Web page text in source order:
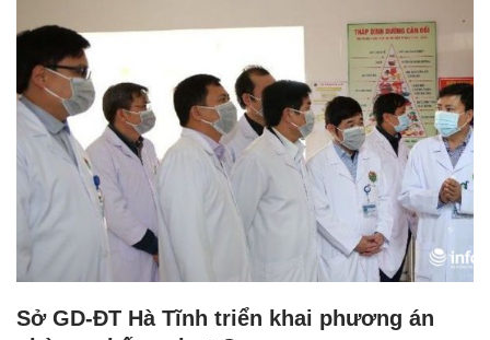
Sở GD-ĐT Hà Tĩnh triển khai phương án